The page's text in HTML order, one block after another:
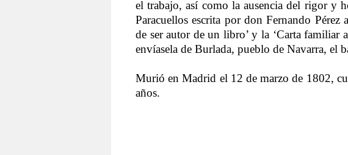
el trabajo, así como la ausencia del rigor y
Paracuellos escrita por don Fernando
de ser autor de un libro’ y la ‘Carta
envíasela de Burlada, pueblo de Navarra, el
Murió en Madrid el 12 de marzo de 1802,
años.